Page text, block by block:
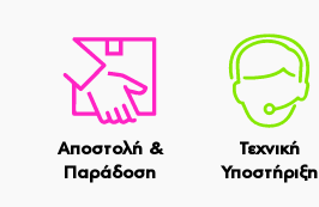
Αποστολή &
Παράδοση
Τεχνική
Υποστήριξη